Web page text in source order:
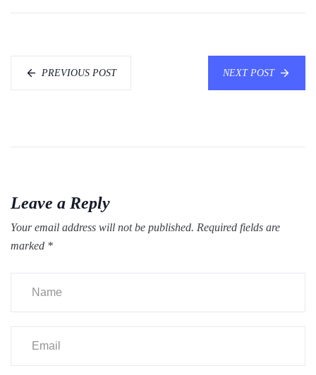
PREVIOUS POST NEXT POST
Leave a Reply
Your email address will not be published. Required fields are
marked *